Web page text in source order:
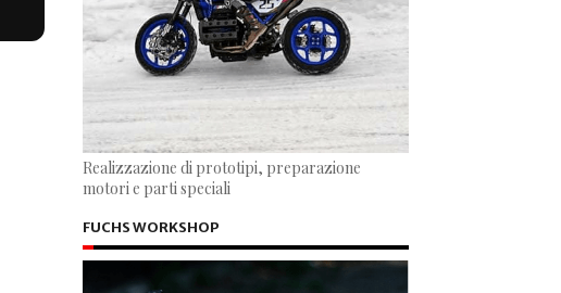
Realizzazione di prototipi, preparazione
motori e parti speciali
FUCHS WORKSHOP